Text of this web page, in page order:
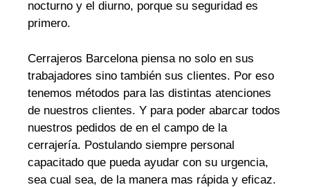
nocturno y el diurno, porque su seguridad es
primero.
Cerrajeros Barcelona piensa no solo en sus
trabajadores sino también sus clientes. Por eso
tenemos métodos para las distintas atenciones
de nuestros clientes. Y para poder abarcar todos
nuestros pedidos de en el campo de la
cerrajería. Postulando siempre personal
capacitado que pueda ayudar con su urgencia,
sea cual sea, de la manera mas rápida y eficaz.